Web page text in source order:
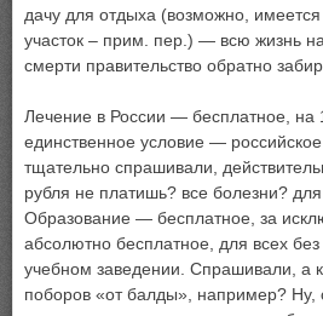
дачу для отдыха (возможно,
участок – прим. пер.) — всю жизнь
смерти правительство обратно
Лечение в России — бесплатное, на
единственное условие —
тщательно спрашивали,
рубля не платишь? все болезни?
Образование — бесплатное, за
абсолютно бесплатное, для всех
учебном заведении. Спрашивали, а
поборов «от балды», например? Ну,